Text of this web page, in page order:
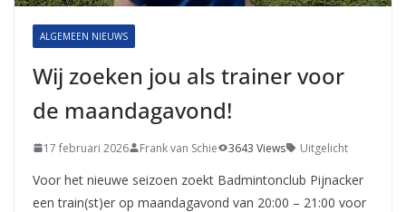
ALGEMEEN NIEUWS
Wij zoeken jou als trainer voor
de maandagavond!
17 februari 2026 Frank van Schie 3643 Views Uitgelicht
Voor het nieuwe seizoen zoekt Badmintonclub Pijnacker
een train(st)er op maandagavond van 20:00 – 21:00 voor